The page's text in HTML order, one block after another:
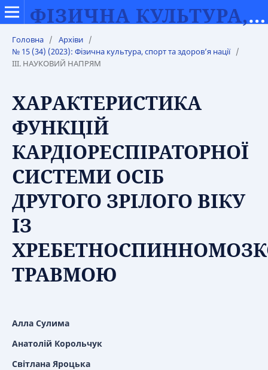
ФІЗИЧНА КУЛЬТУРА, СПОРТ ТА ЗДОРОВ’Я НАЦІЇ
Головна / Архіви /
№ 15 (34) (2023): Фізична культура, спорт та здоров’я нації /
ІІІ. НАУКОВИЙ НАПРЯМ
ХАРAКТЕРИСТИКА
ФУНКЦІЙ
КАРДІОРЕСПІРАТОРНОЇ
СИСТЕМИ ОСІБ
ДРУГОГО ЗРІЛОГО ВІКУ
ІЗ
ТРАВМОЮ
Алла Сулима
Анатолій Корольчук
Світлана Яроцька